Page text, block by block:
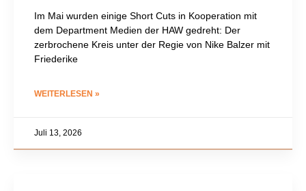
Im Mai wurden einige Short Cuts in Kooperation mit
dem Department Medien der HAW gedreht: Der
zerbrochene Kreis unter der Regie von Nike Balzer mit
Friederike
WEITERLESEN »
Juli 13, 2026